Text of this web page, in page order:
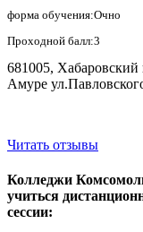
форма обучения:Очно
Проходной балл:3
681005, Хабаровский
Амуре
Читать отзывы
Колледжи
учиться
сессии: